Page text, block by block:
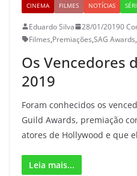
CINEMA FILMES NOTÍCIAS
Eduardo Silva 28/01/20190
Filmes,Premiações,SAG Awards,
Os Vencedores
2019
Foram conhecidos os
Guild Awards, premiação
atores de Hollywood e que
Leia mais...